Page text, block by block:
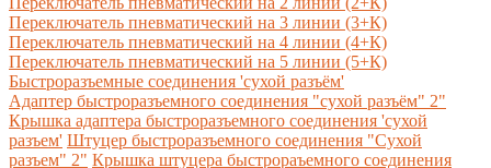
Переключатель пневматический на 3 линии (3+К)
Переключатель пневматический на 4 линии (4+К)
Переключатель пневматический на 5 линии (5+К)
Быстроразъемные соединения 'сухой разъём'
Адаптер быстроразъемного соединения "сухой разъём" 2"
Крышка адаптера быстроразъемного соединения 'сухой
разъем' Штуцер быстроразъемного соединения "Сухой
разъем" 2" Крышка штуцера быстрораъемного соединения